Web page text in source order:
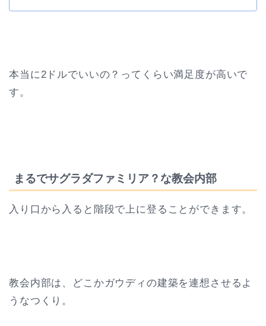
本当に2ドルでいいの？ってくらい満足度が高いで
す。
まるでサグラダファミリア？な教会内部
入り口から入ると階段で上に登ることができます。
教会内部は、どこかガウディの建築を連想させるよ
うなつくり。